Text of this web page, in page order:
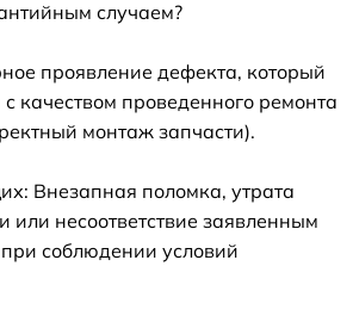
случаем?
проявление дефекта, который
качеством проведенного ремонта
монтаж запчасти).
Внезапная поломка, утрата
или несоответствие заявленным
соблюдении условий